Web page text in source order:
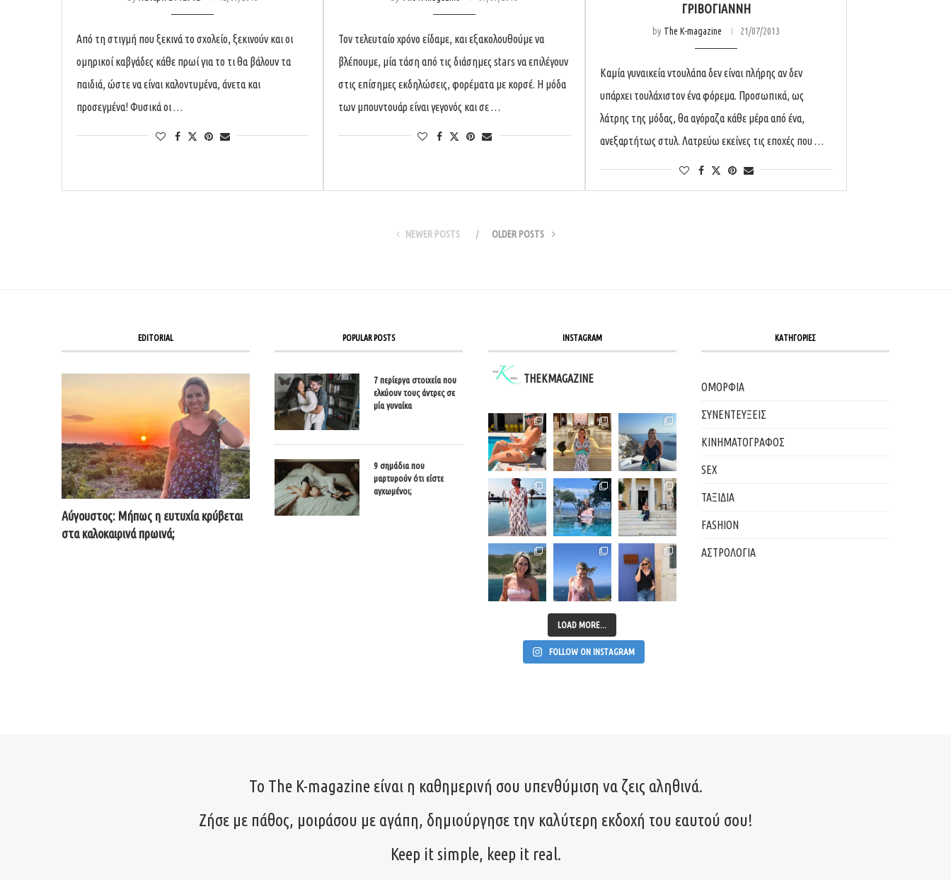
Από τη στιγμή που ξεκινά το σχολείο, ξεκινούν και οι
ομηρικοί καβγάδες κάθε πρωί για το τι θα βάλουν τα
παιδιά, ώστε να είναι καλοντυμένα, άνετα και
προσεγμένα! Φυσικά οι …
Τον τελευταίο χρόνο είδαμε, και εξακολουθούμε να
βλέπουμε, μία τάση από τις διάσημες stars να επιλέγουν
στις επίσημες εκδηλώσεις, φορέματα με κορσέ. Η μόδα
των μπουντουάρ είναι γεγονός και σε …
ΓΡΙΒΟΓΙΆΝΝΗ
by The K-magazine 21/07/2013
Καμία γυναικεία ντουλάπα δεν είναι πλήρης αν δεν
υπάρχει τουλάχιστον ένα φόρεμα. Προσωπικά, ως
λάτρης της μόδας, θα αγόραζα κάθε μέρα από ένα,
ανεξαρτήτως στυλ. Λατρεύω εκείνες τις εποχές που …
NEWER POSTS OLDER POSTS
EDITORIAL
Αύγουστος: Μήπως η ευτυχία κρύβεται
στα καλοκαιρινά πρωινά;
POPULAR POSTS
7 περίεργα στοιχεία που
ελκύουν τους άντρες σε
μία γυναίκα
9 σημάδια που
μαρτυρούν ότι είστε
αγχωμένοι;
INSTAGRAM
THEKMAGAZINE
LOAD MORE...
FOLLOW ON INSTAGRAM
ΚΑΤΗΓΟΡΙΕΣ
ΟΜΟΡΦΙΑ
ΣΥΝΕΝΤΕΥΞΕΙΣ
ΚΙΝΗΜΑΤΟΓΡΑΦΟΣ
SEX
ΤΑΞΙΔΙΑ
FASHION
ΑΣΤΡΟΛΟΓΙΑ
Το The K-magazine είναι η καθημερινή σου υπενθύμιση να ζεις αληθινά.
Ζήσε με πάθος, μοιράσου με αγάπη, δημιούργησε την καλύτερη εκδοχή του εαυτού σου!
Keep it simple, keep it real.